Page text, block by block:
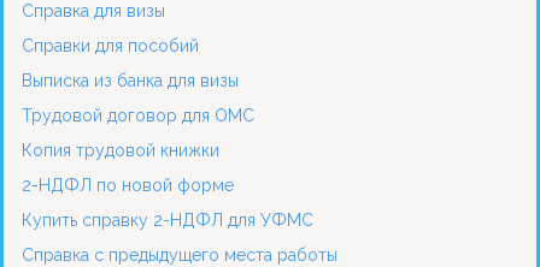
Справка для визы
Справки для пособий
Выписка из банка для визы
Трудовой договор для ОМС
Копия трудовой книжки
2-НДФЛ по новой форме
Купить справку 2-НДФЛ для УФМС
Справка с предыдущего места работы